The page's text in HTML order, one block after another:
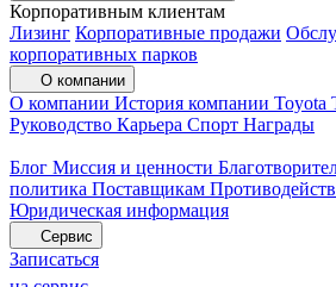
Корпоративным клиентам
Лизинг Корпоративные продажи
корпоративных парков
О компании
О компании История компании Toyota
Руководство Карьера Спорт Награды
Блог Миссия и ценности
политика Поставщикам
Юридическая информация
Сервис
Записаться